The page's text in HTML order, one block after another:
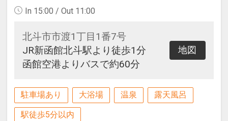
In 15:00 / Out 11:00
北斗市市渡1丁目1番7号
JR新函館北斗駅より徒歩1分
函館空港よりバスで約60分
地図
駐車場あり 大浴場 温泉 露天風呂
駅徒歩5分以内